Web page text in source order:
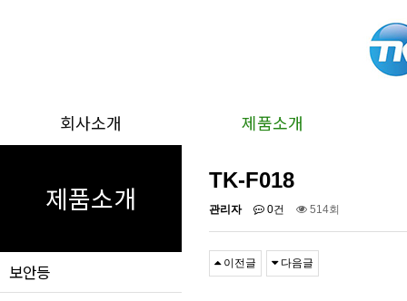
회사소개 제품소개
제품소개
보안등
TK-F018
관리자 0건 514회
이전글 다음글